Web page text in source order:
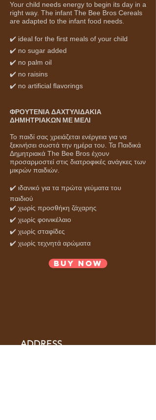
Your child needs energy to begin its day in a
right way. The infant The Bee Bros Cereals
are adapted to the infant food needs.
✔️ ideal for the first meals of your child
✔️ no sugar added
✔️ no palm oil
✔️ no raisins
✔️ no artificial flavorings
ΦΡΟΥΤΕΝΙΑ ΔΑΧΤΥΛΙΔΑΚΙΑ
ΔΗΜΗΤΡΙΑΚΩΝ ΜΕ ΜΕΛΙ
Το παιδί σας χρειάζεται ενέργεια για να
ξεκινήσει σωστά την ημέρα του. Τα Παιδικά
Δημητριακά The Bee Bros έχουν
προσαρμοστεί στις διατροφικές ανάγκες των
μικρών παιδιών.
✔️ ιδανικό για τα πρώτα γεύματα του
παιδιού
✔️ χωρίς προσθήκη ζάχαρης
✔️ χωρίς φοινικέλαιο
✔️ χωρίς σταφίδες
✔️ χωρίς τεχνητά αρώματα
BUY NOW
ADDRESS